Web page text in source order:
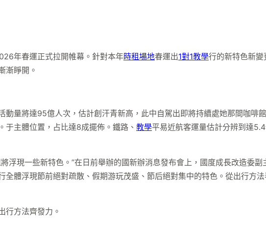
年春運正式拉開帷幕。針對本年時租場地春運出1對1教學行的新特色新
漸睜開。
動量將達95億人次，估計創汗青新高，此中自駕出即將持續處她那間咖啡
于主體位置，占比達8成擺佈。鐵路、 教學平易近航客運量估計分辨到達
浮現一些新特色。”在日前舉辦的國新辦消息發布會上，國度成長改造委
體浮現節前絕對疏散、假期游玩茂盛、節后絕對集中的特色。從出行方
行方法齊發力。